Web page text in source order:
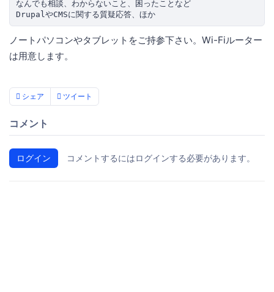
なんでも相談、わからないこと、困ったことなど
DrupalやCMSに関する質疑応答、ほか
ノートパソコンやタブレットをご持参下さい。Wi-Fiルーター
は用意します。
シェア ツイート
コメント
ログイン コメントするにはログインする必要があります。